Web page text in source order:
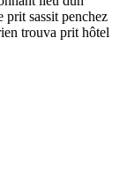
prit sassit penchez
trouva prit hôtel